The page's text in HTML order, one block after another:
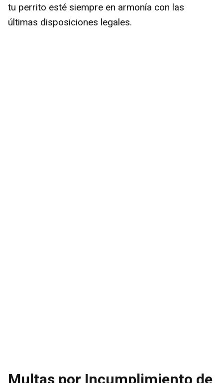
tu perrito esté siempre en armonía con las
últimas disposiciones legales.
Multas por Incumplimiento de